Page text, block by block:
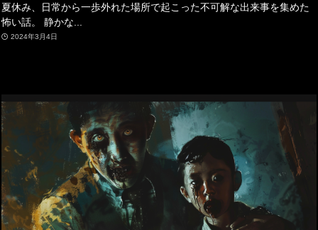
夏休み、日常から一歩外れた場所で起こった不可解な出来事を集めた
怖い話。 静かな...
2024年3月4日